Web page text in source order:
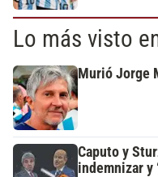
Lo más visto
Murió Jorge
Caputo y
indemnizar y